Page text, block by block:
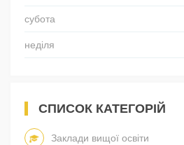
субота
неділя
СПИСОК КАТЕГОРІЙ
Заклади вищої освіти